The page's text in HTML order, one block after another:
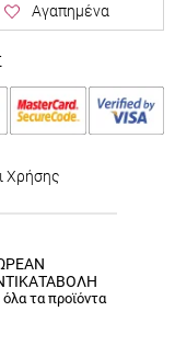
Αγαπημένα
Χρήσης
όλα τα προϊόντα